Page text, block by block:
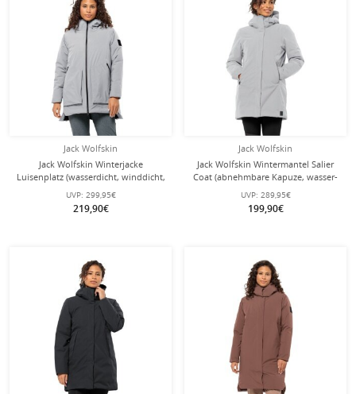
Jack Wolfskin
Jack Wolfskin Winterjacke
Luisenplatz (wasserdicht, winddicht,
atmungsaktiv) hellgrau Damen
UVP: 299,95€
219,90€
Jack Wolfskin
Jack Wolfskin Wintermantel Salier
Coat (abnehmbare Kapuze, wasser-
und winddicht) hellgrau Damen
UVP: 289,95€
199,90€